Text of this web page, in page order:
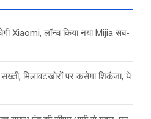
Xiaomi, लॉन्च किया नया Mijia सब-
मिलावटखोरों पर कसेगा शिकंजा, ये